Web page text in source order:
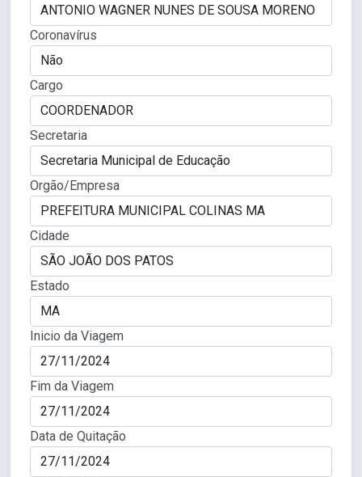
Coronavírus
Cargo
Secretaria
Orgão/Empresa
Cidade
Estado
Inicio da Viagem
Fim da Viagem
Data de Quitação